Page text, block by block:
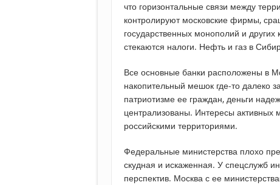
что горизонтальные связи между
контролируют московские фирмы,
государственных монополий и
стекаются налоги. Нефть и газ в
Все основные банки расположены в
накопительный мешок где-то далеко
патриотизме ее граждан, деньги
централизованы. Интересы активных
российскими территориями.
Федеральные министерства плохо
скудная и искаженная. У спецслужб
перспектив. Москва с ее